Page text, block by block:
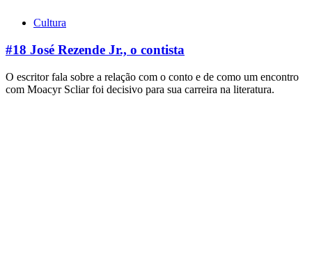
Cultura
#18 José Rezende Jr., o contista
O escritor fala sobre a relação com o conto e de como um encontro
com Moacyr Scliar foi decisivo para sua carreira na literatura.